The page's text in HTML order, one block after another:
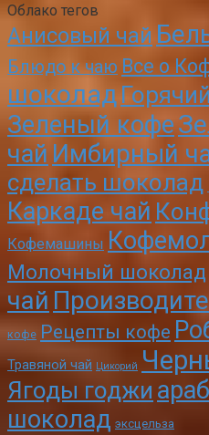
Облако тегов
Анисовый чай
Блюдо к чаю Все о
шоколад
Зеленый кофе
чай Имбирный
сделать шоколад
Каркаде чай
Кофемашины
Молочный шоколад
чай
кофе Рецепты кофе
Травяной чай Цикорий
Ягоды годжи
шоколад эксцельза